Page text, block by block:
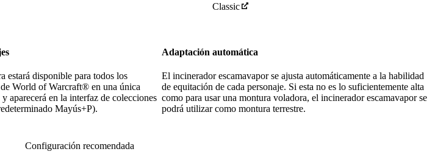
Classic
estará disponible para todos los
World of Warcraft® en una única
aparecerá en la interfaz de colecciones
Mayús+P).
Adaptación automática
El incinerador escamavapor se ajusta automáticamente a la habilidad
de equitación de cada personaje. Si esta no es lo suficientemente alta
como para usar una montura voladora, el incinerador escamavapor se
podrá utilizar como montura terrestre.
Configuración recomendada